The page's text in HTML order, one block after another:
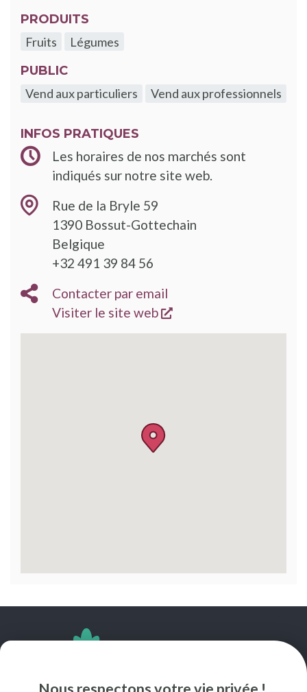
PRODUITS
Fruits
Légumes
PUBLIC
Vend aux particuliers
Vend aux professionnels
INFOS PRATIQUES
Les horaires de nos marchés sont
indiqués sur notre site web.
Rue de la Bryle 59
1390 Bossut-Gottechain
Belgique
+32 491 39 84 56
Contacter par email
Visiter le site web
s'ouvre dans une